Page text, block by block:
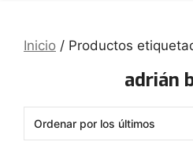
Inicio / Productos
adrián